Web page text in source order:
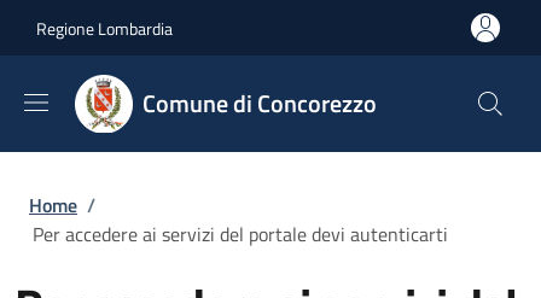
Regione Lombardia
Comune di Concorezzo
Briciole di pane
Home /
Per accedere ai servizi del portale devi autenticarti